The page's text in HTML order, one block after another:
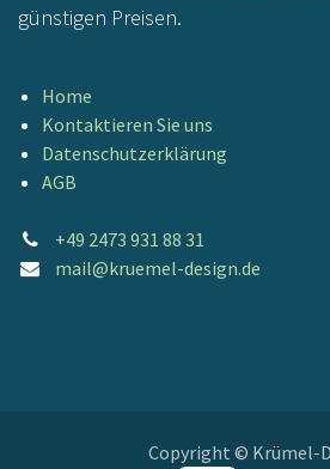
günstigen Preisen.
Home
Kontaktieren Sie uns
Datenschutzerklärung
AGB
+49 2473 931 88 31
mail@kruemel-design.de
Copyright © Krümel-